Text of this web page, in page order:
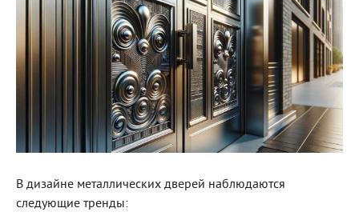
В дизайне металлических дверей наблюдаются
следующие тренды: